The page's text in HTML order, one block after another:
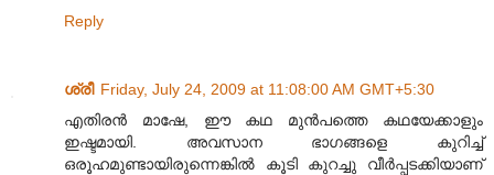
Reply
ശ്രീ Friday, July 24, 2009 at 11:08:00 AM GMT+5:30
എതിരന്‍ മാഷേ, ഈ കഥ മുന്‍‌പത്തെ കഥയേക്കാളും
ഇഷ്ടമായി. അവസാന ഭാഗങ്ങളെ കുറിച്ച്
ഒരൂഹമുണ്ടായിരുന്നെങ്കില്‍ കൂടി കുറച്ചു വീര്‍പ്പടക്കിയാണ്